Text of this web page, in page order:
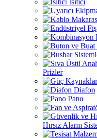
Isıtıcı
Prizler
Diafon
Pano
Hırsız Alarm